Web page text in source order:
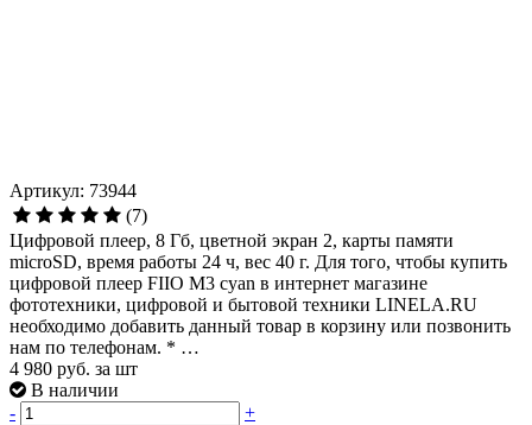
Артикул: 73944
(7)
Цифровой плеер, 8 Гб, цветной экран 2, карты памяти
microSD, время работы 24 ч, вес 40 г. Для того, чтобы купить
цифровой плеер FIIO M3 cyan в интернет магазине
фототехники, цифровой и бытовой техники LINELA.RU
необходимо добавить данный товар в корзину или позвонить
нам по телефонам. * …
4 980 руб. за шт
В наличии
-
+